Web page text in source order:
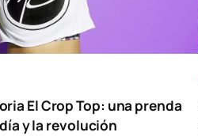
El Crop Top: una prenda
y la revolución